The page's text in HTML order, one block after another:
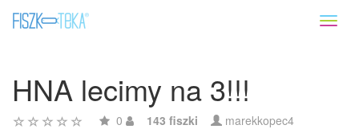
HNA lecimy na 3!!!
0 143 fiszki marekkopec4